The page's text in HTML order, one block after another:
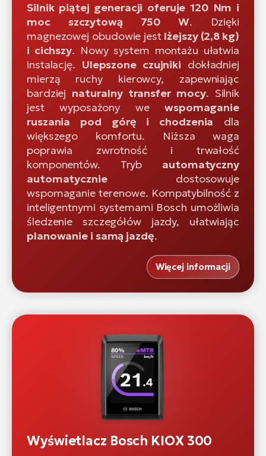
Silnik piątej generacji oferuje 120 Nm i
moc szczytową 750 W. Dzięki
magnezowej obudowie jest lżejszy (2,8 kg)
i cichszy. Nowy system montażu ułatwia
instalację. Ulepszone czujniki dokładniej
mierzą ruchy kierowcy, zapewniając
bardziej naturalny transfer mocy. Silnik
jest wyposażony wewspomaganie
ruszania pod górę i chodzenia dla
większego komfortu. Niższa waga
poprawia zwrotność i trwałość
komponentów. Tryb automatyczny
automatyczniedostosowuje
wspomaganie terenowe. Kompatybilność z
inteligentnymi systemami Bosch umożliwia
śledzenie szczegółów jazdy, ułatwiając
planowanie i samą jazdę.
Więcej informacji
Wyświetlacz Bosch KIOX 300